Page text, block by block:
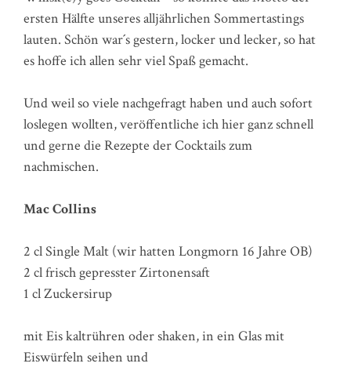
ersten Hälfte unseres alljährlichen Sommertastings
lauten. Schön war´s gestern, locker und lecker, so hat
es hoffe ich allen sehr viel Spaß gemacht.
Und weil so viele nachgefragt haben und auch sofort
loslegen wollten, veröffentliche ich hier ganz schnell
und gerne die Rezepte der Cocktails zum
nachmischen.
Mac Collins
2 cl Single Malt (wir hatten Longmorn 16 Jahre OB)
2 cl frisch gepresster Zirtonensaft
1 cl Zuckersirup
mit Eis kaltrühren oder shaken, in ein Glas mit
Eiswürfeln seihen und